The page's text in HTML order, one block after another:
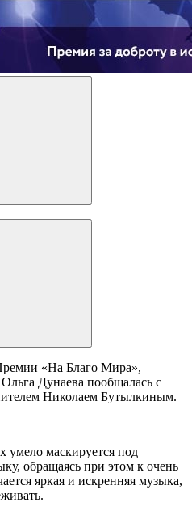
«На Благо Мира»,
Дунаева пообщалась с
Николаем Бутылкиным.
умело маскируется под
обращаясь при этом к очень
яркая и искренняя музыка,